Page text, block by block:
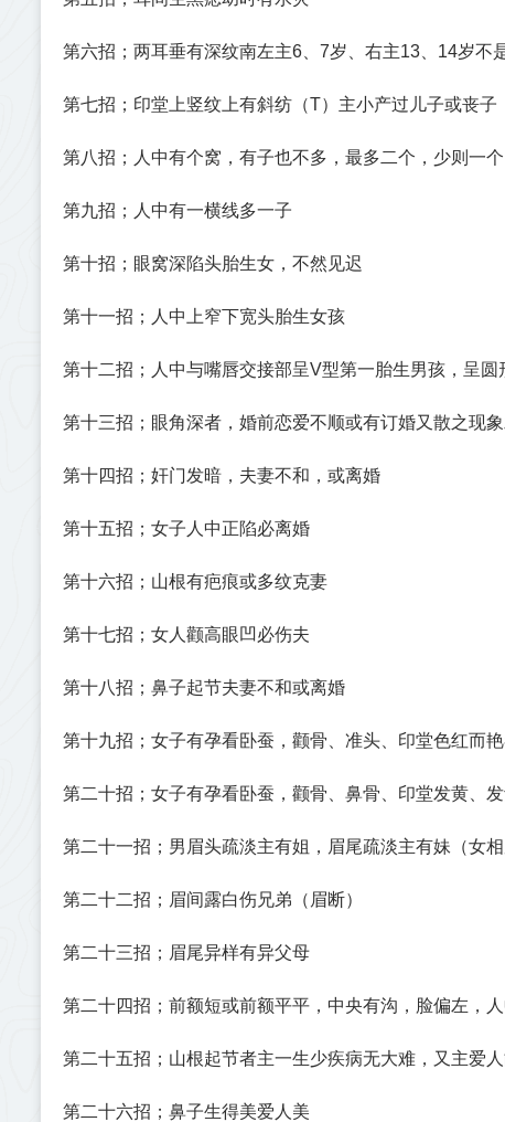
第六招；两耳垂有深纹南左主6、7岁、右主13、14岁不
第七招；印堂上竖纹上有斜纺（T）主小产过儿子或丧子
第八招；人中有个窝，有子也不多，最多二个，少则一个
第九招；人中有一横线多一子
第十招；眼窝深陷头胎生女，不然见迟
第十一招；人中上窄下宽头胎生女孩
第十二招；人中与嘴唇交接部呈V型第一胎生男孩，呈
第十三招；眼角深者，婚前恋爱不顺或有订婚又散之现
第十四招；奸门发暗，夫妻不和，或离婚
第十五招；女子人中正陷必离婚
第十六招；山根有疤痕或多纹克妻
第十七招；女人颧高眼凹必伤夫
第十八招；鼻子起节夫妻不和或离婚
第十九招；女子有孕看卧蚕，颧骨、准头、印堂色红而
第二十招；女子有孕看卧蚕，颧骨、鼻骨、印堂发黄、
第二十一招；男眉头疏淡主有姐，眉尾疏淡主有妹（女相
第二十二招；眉间露白伤兄弟（眉断）
第二十三招；眉尾异样有异父母
第二十四招；前额短或前额平平，中央有沟，脸偏左，
第二十五招；山根起节者主一生少疾病无大难，又主爱
第二十六招；鼻子生得美爱人美